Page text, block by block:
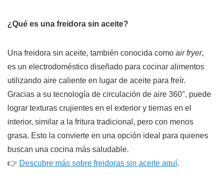
¿Qué es una freidora sin aceite?
Una freidora sin aceite, también conocida como air fryer,
es un electrodoméstico diseñado para cocinar alimentos
utilizando aire caliente en lugar de aceite para freír.
Gracias a su tecnología de circulación de aire 360°, puede
lograr texturas crujientes en el exterior y tiernas en el
interior, similar a la fritura tradicional, pero con menos
grasa. Esto la convierte en una opción ideal para quienes
buscan una cocina más saludable.
👉 Descubre más sobre freidoras sin aceite aquí.